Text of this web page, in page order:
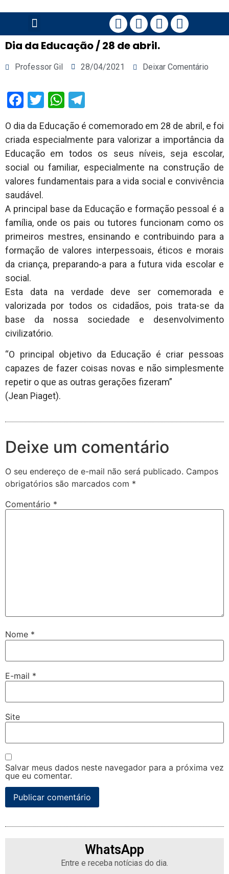
Dia da Educação / 28 de abril.
Professor Gil 28/04/2021 Deixar Comentário
Facebook
TwitterWhatsApp
O dia da Educação é comemorado em 28 de abril, e foi
criada especialmente para valorizar a importância da
Educação em todos os seus níveis, seja escolar,
social ou familiar, especialmente na construção de
valores fundamentais para a vida social e convivência
saudável.
A principal base da Educação e formação pessoal é a
família, onde os pais ou tutores funcionam como os
primeiros mestres, ensinando e contribuindo para a
formação de valores interpessoais, éticos e morais
da criança, preparando-a para a futura vida escolar e
social.
Esta data na verdade deve ser comemorada e
valorizada por todos os cidadãos, pois trata-se da
base da nossa sociedade e desenvolvimento
civilizatório.
“O principal objetivo da Educação é criar pessoas
capazes de fazer coisas novas e não simplesmente
repetir o que as outras gerações fizeram”
(Jean Piaget).
Deixe um comentário
O seu endereço de e-mail não será publicado. Campos
obrigatórios são marcados com *
Comentário *
Nome *
E-mail *
Site
Salvar meus dados neste navegador para a próxima vez
que eu comentar.
WhatsApp
Entre e receba notícias do dia.